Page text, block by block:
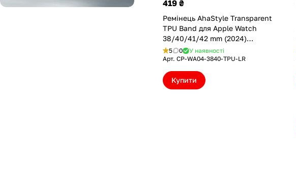
419 ₴
Ремінець AhaStyle Transparent
TPU Band для Apple Watch
38/40/41/42 mm (2024)
Transparent Lavender (CP-
WA04-3840-TPU-LR)
5 0
У наявності
Арт. CP-WA04-3840-TPU-LR
Купити